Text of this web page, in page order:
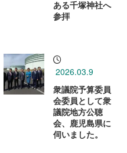
ある千塚神社へ
参拝
2026.03.9
衆議院予算委員
会委員として衆
議院地方公聴
会、鹿児島県に
伺いました。